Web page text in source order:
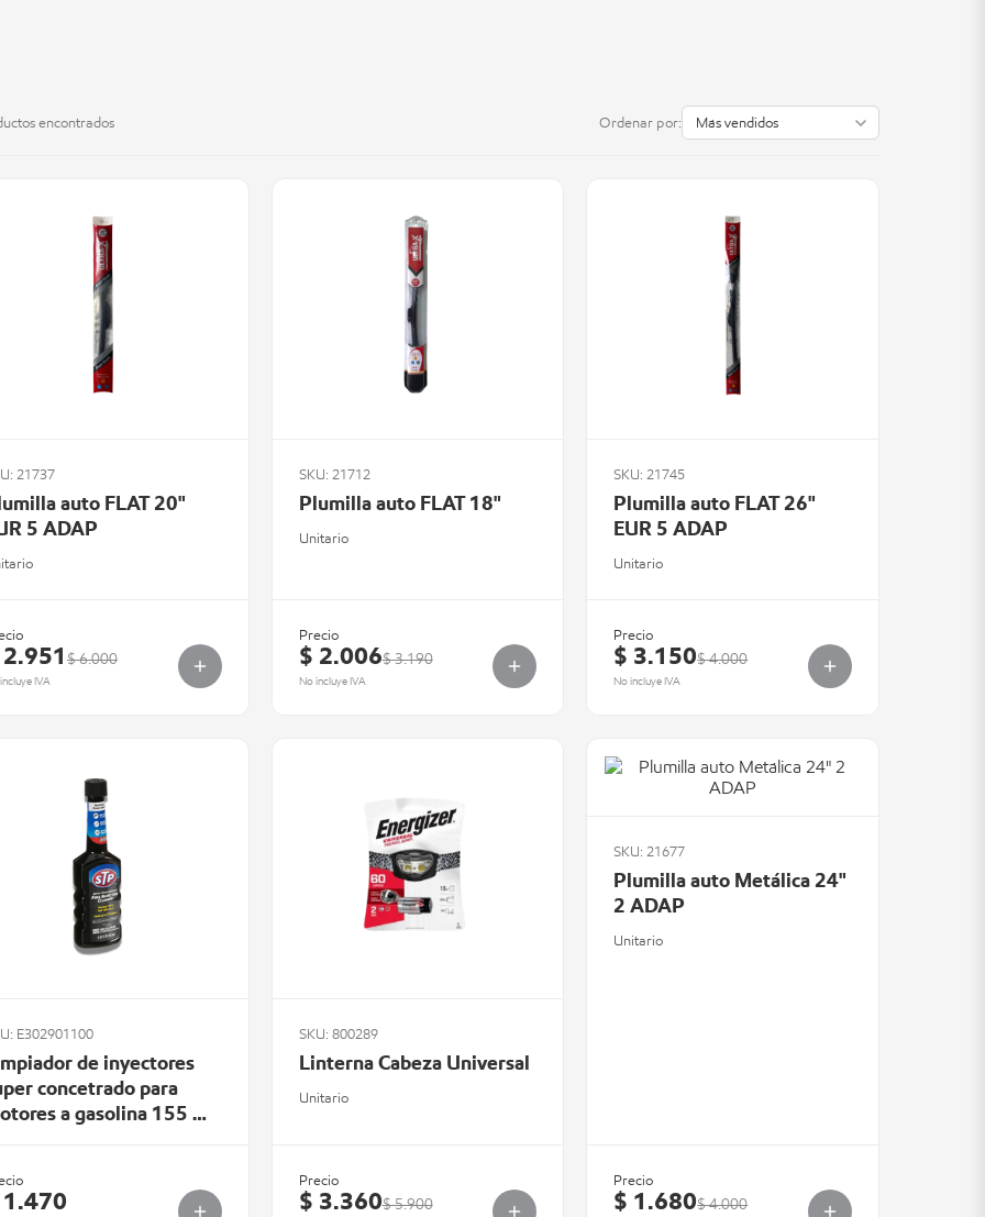
encontrados Ordenar por:
21737
auto FLAT 20"
5 ADAP
$ 6.000
IVA
SKU: 21712
Plumilla auto FLAT 18"
Unitario
Precio
$ 2.006$ 3.190
No incluye IVA
SKU: 21745
Plumilla auto FLAT 26"
EUR 5 ADAP
Unitario
Precio
$ 3.150$ 4.000
No incluye IVA
E302901100
de inyectores
concetrado para
a gasolina 155 ml
SKU: 800289
Linterna Cabeza Universal
Unitario
Precio
$ 3.360$ 5.900
SKU: 21677
Plumilla auto Metálica 24"
2 ADAP
Unitario
Precio
$ 1.680$ 4.000